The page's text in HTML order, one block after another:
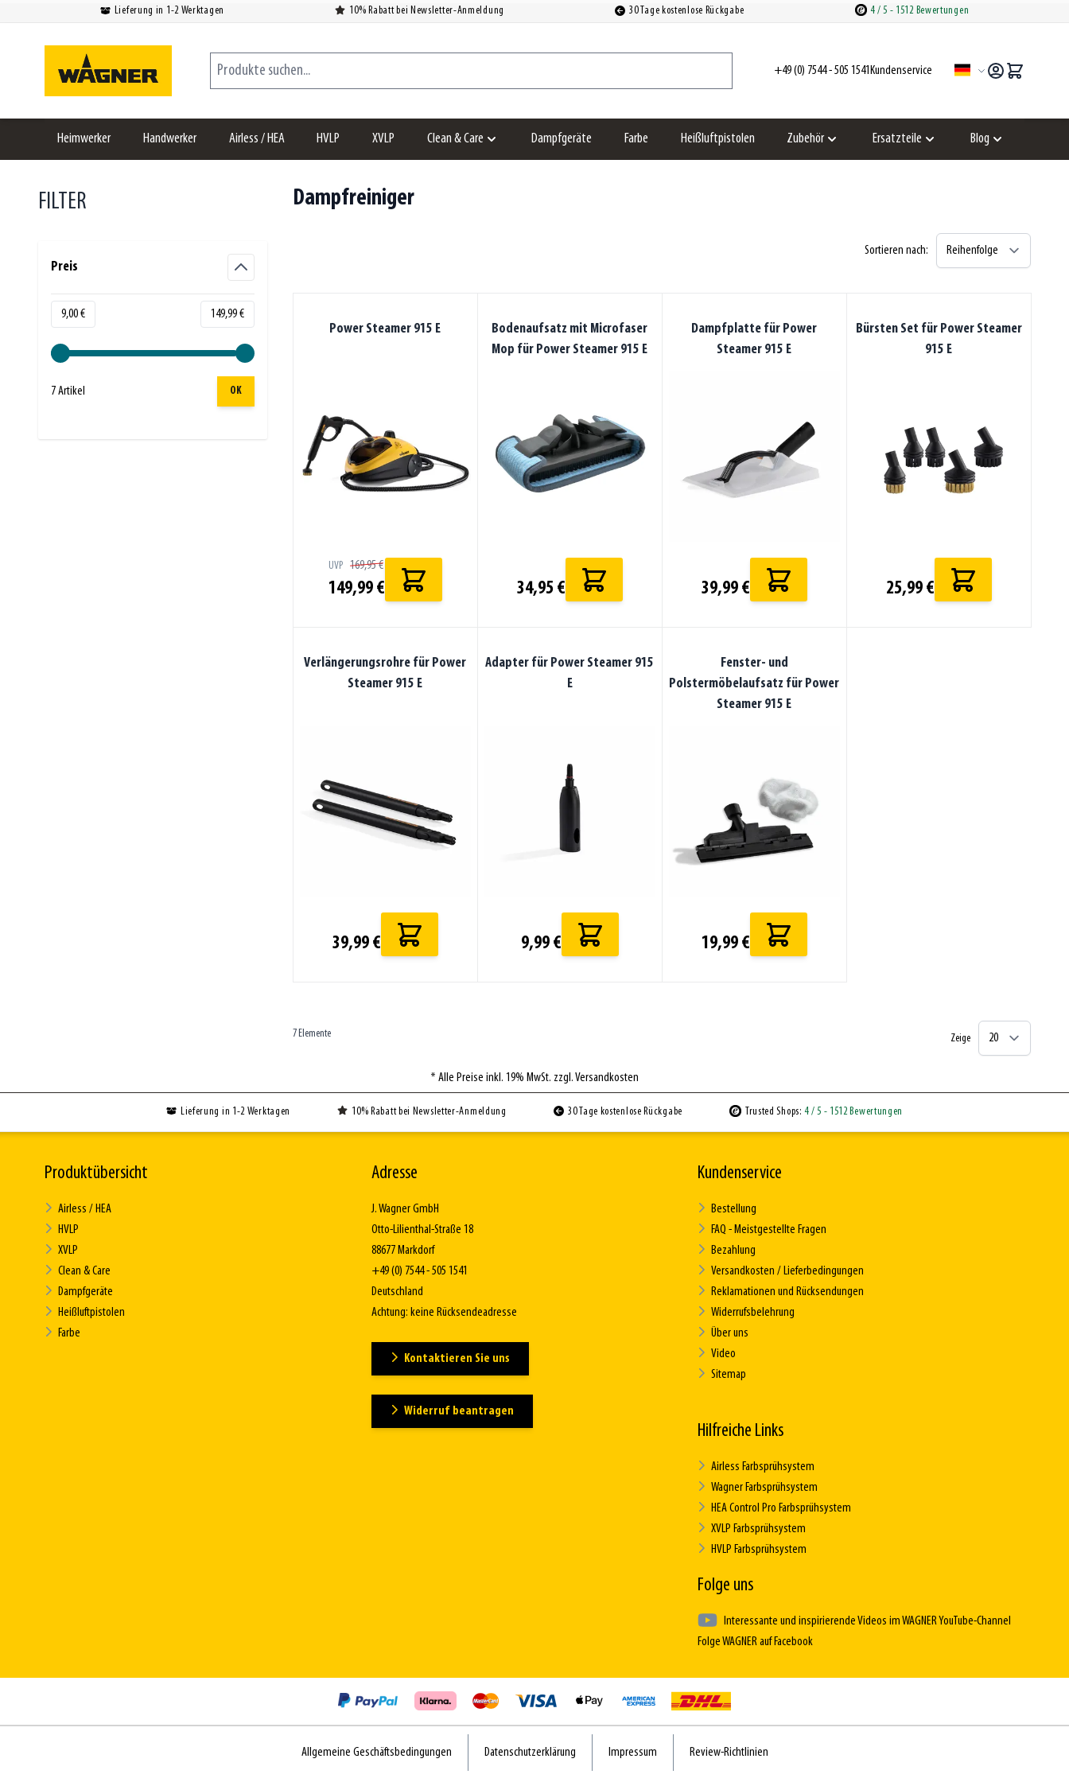
Lieferung in 1-2 Werktagen 10% Rabatt bei Newsletter-Anmeldung 30 Tage kostenlose Rückgabe 4 / 5 - 1512 Bewertungen
Produkte suchen...
+49 (0) 7544 - 505 1541 Kundenservice Sprache
Heimwerker Handwerker Airless / HEA HVLP XVLP Clean & Care Dampfgeräte Farbe Heißluftpistolen Zubehör Ersatzteile Blog
FILTER
Preis
Minimum value
9,00 € Höchstwert
149,99 €
7 Artikel OK
Dampfreiniger
Sortieren nach:
Power Steamer 915 E
UVP 169,95 €
149,99 €
Bodenaufsatz mit Microfaser
Mop für Power Steamer 915 E
34,95 €
Dampfplatte für Power
Steamer 915 E
39,99 €
Bürsten Set für Power Steamer
915 E
25,99 €
Verlängerungsrohre für Power
Steamer 915 E
39,99 €
Adapter für Power Steamer 915
E
9,99 €
Fenster- und
Polstermöbelaufsatz für Power
Steamer 915 E
19,99 €
7 Elemente Zeige
* Alle Preise inkl. 19% MwSt. zzgl. Versandkosten
Lieferung in 1-2 Werktagen 10% Rabatt bei Newsletter-Anmeldung 30 Tage kostenlose Rückgabe Trusted Shops:4 / 5 - 1512 Bewertungen
Produktübersicht
Airless / HEA
HVLP
XVLP
Clean & Care
Dampfgeräte
Heißluftpistolen
Farbe
Adresse
J. Wagner GmbH
Otto-Lilienthal-Straße 18
88677 Markdorf
+49 (0) 7544 - 505 1541
Deutschland
Achtung: keine Rücksendeadresse
Kontaktieren Sie uns
Widerruf beantragen
Kundenservice
Bestellung
FAQ - Meistgestellte Fragen
Bezahlung
Versandkosten / Lieferbedingungen
Reklamationen und Rücksendungen
Widerrufsbelehrung
Über uns
Video
Sitemap
Hilfreiche Links
Airless Farbsprühsystem
Wagner Farbsprühsystem
HEA Control Pro Farbsprühsystem
XVLP Farbsprühsystem
HVLP Farbsprühsystem
Folge uns
Interessante und inspirierende Videos im WAGNER YouTube-Channel
Folge WAGNER auf Facebook
Allgemeine Geschäftsbedingungen Datenschutzerklärung Impressum Review-Richtlinien